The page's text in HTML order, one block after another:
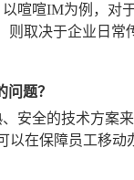
喧喧IM为例，对
则取决于企业日
题？
安全的技术方案
在保障员工移